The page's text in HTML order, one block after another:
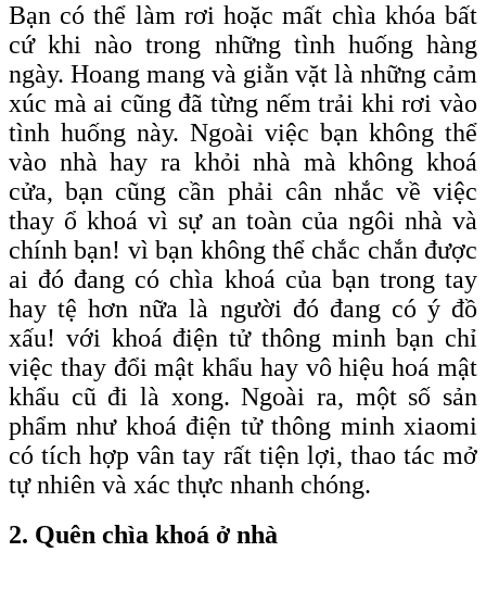
Bạn có thể làm rơi hoặc mất chìa khóabất
cứ khi nào trong những tình huống hàng
ngày. Hoang mang và giằn vặt là những cảm
xúc mà ai cũng đã từng nếm trải khi rơi vào
tình huống này. Ngoài việc bạn không thể
vào nhà hay ra khỏi nhà mà không khoá
cửa, bạn cũng cần phải cân nhắc về việc
thay ổ khoá vì sự an toàn của ngôi nhà và
chính bạn! vì bạn không thể chắc chắn được
ai đó đang có chìa khoá của bạn trong tay
hay tệ hơn nữa là người đó đang có ý đồ
xấu! với khoá điện tử thông minh bạn chỉ
việc thay đổi mật khẩu hay vô hiệu hoá mật
khẩu cũ đi là xong. Ngoài ra, một số sản
phẩm như khoá điện tử thông minh xiaomi
có tích hợp vân tay rất tiện lợi, thao tác mở
tự nhiên và xác thực nhanh chóng.
2. Quên chìa khoá ở nhà